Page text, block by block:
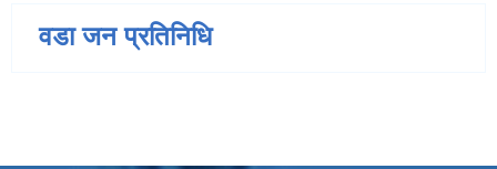
वडा जन प्रतिनिधि